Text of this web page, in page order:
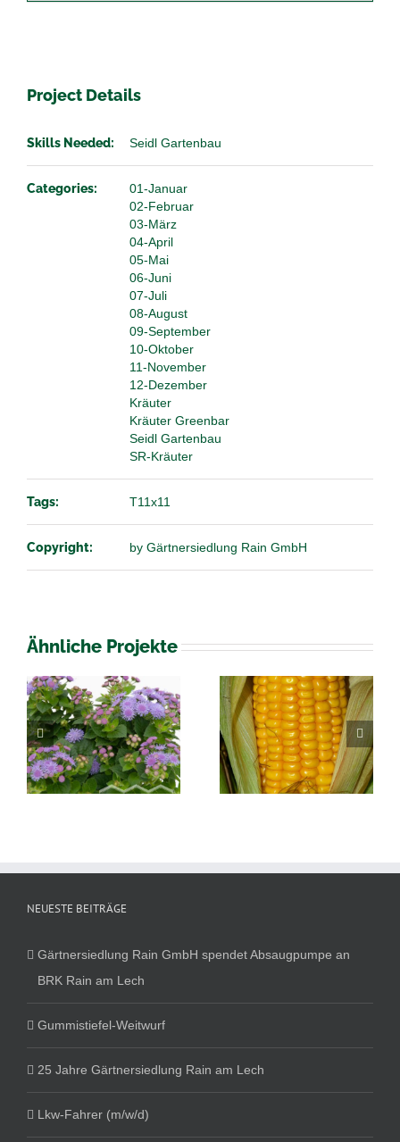
Project Details
Skills Needed: Seidl Gartenbau
Categories:
01-Januar
02-Februar
03-März
04-April
05-Mai
06-Juni
07-Juli
08-August
09-September
10-Oktober
11-November
12-Dezember
Kräuter
Kräuter Greenbar
Seidl Gartenbau
SR-Kräuter
Tags: T11x11
Copyright: by Gärtnersiedlung Rain GmbH
Ähnliche Projekte
Zea Mais
Solanum
melongena
Auberginen
NEUESTE BEITRÄGE
Gärtnersiedlung Rain GmbH spendet Absaugpumpe an
BRK Rain am Lech
Gummistiefel-Weitwurf
25 Jahre Gärtnersiedlung Rain am Lech
Lkw-Fahrer (m/w/d)